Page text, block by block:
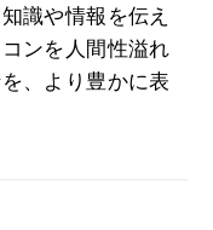
識や情報を伝え
ンを人間性溢れ
、より豊かに表